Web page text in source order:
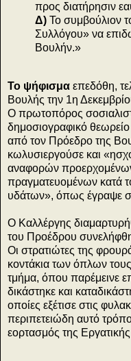
προς διατήρησιν
Δ) Το συμβούλιον
Συλλόγου» να
Βουλήν.»
Το ψήφισμα επεδόθη,
Βουλής την 1η
Ο πρωτοπόρος
δημοσιογραφικό
από τον Πρόεδρο της
κωλυσιεργούσε και
αναφορών
πραγματευομένων κατά
υδάτων», όπως έγραψε
Ο Καλλέργης
του Προέδρου
Οι στρατιώτες της
κοντάκια των όπλων
τμήμα, όπου παρέμεινε
δικάστηκε και
οποίες εξέτισε στις
περιπετειώδη αυτό
εορτασμός της